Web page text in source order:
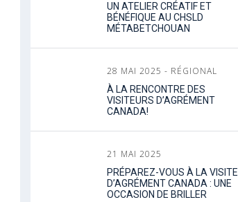
UN ATELIER CRÉATIF ET
BÉNÉFIQUE AU CHSLD
MÉTABETCHOUAN
28 MAI 2025 - RÉGIONAL
À LA RENCONTRE DES
VISITEURS D’AGRÉMENT
CANADA!
21 MAI 2025
PRÉPAREZ-VOUS À LA VISITE
D’AGRÉMENT CANADA : UNE
OCCASION DE BRILLER